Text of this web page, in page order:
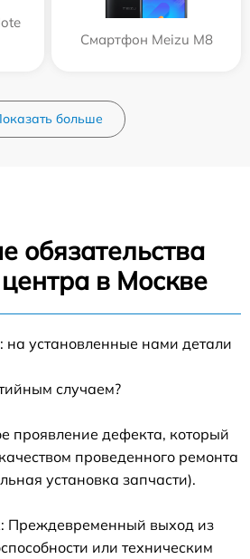
Смартфон Meizu M8
больше
обязательства
в Москве
на установленные нами детали
случаем?
проявление дефекта, который
проведенного ремонта
установка запчасти).
Преждевременный выход из
или техническим